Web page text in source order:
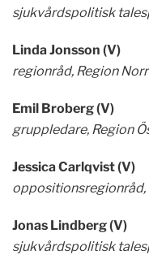
sjukvårdspolitisk
Linda Jonsson (V)
regionråd, Region
Emil Broberg (V)
gruppledare, Region
Jessica Carlqvist (V)
oppositionsregionråd,
Jonas Lindberg (V)
sjukvårdspolitisk